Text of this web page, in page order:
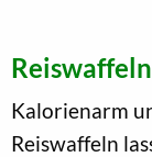
Kalorienarm
Reiswaffeln